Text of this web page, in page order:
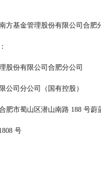
，南方基金管理股份有限公司
理股份有限公司合肥分公司
限公司分公司（国有控股）
合肥市蜀山区潜山南路 188 号
号